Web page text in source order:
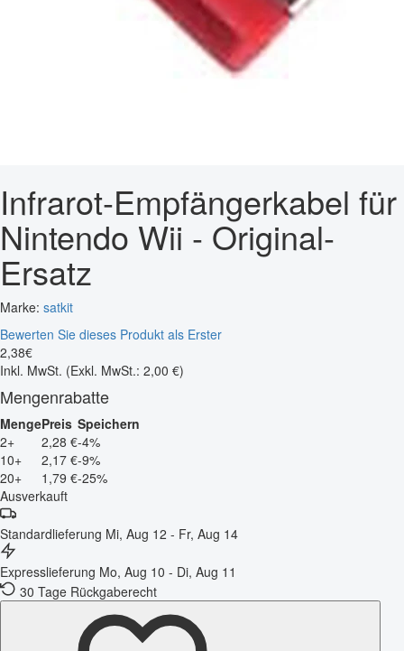
Infrarot-Empfängerkabel für
Nintendo Wii - Original-
Ersatz
Marke: satkit
Bewerten Sie dieses Produkt als Erster
2,38€
Inkl. MwSt. (Exkl. MwSt.: 2,00 €)
Mengenrabatte
MengePreis Speichern
2+
2,28 €-4%
10+
2,17 €-9%
20+
1,79 €-25%
Ausverkauft
Standardlieferung Mi, Aug 12 - Fr, Aug 14
Expresslieferung Mo, Aug 10 - Di, Aug 11
30 Tage Rückgaberecht